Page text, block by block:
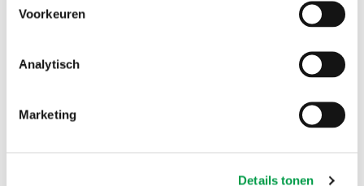
Voorkeuren
Analytisch
Marketing
Details tonen
2020/10/02:
toegankelijk alternatief
Oudenburg
2020/06/02: